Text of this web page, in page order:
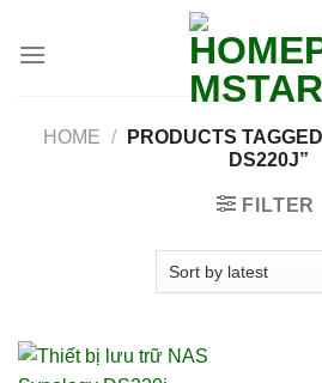
HOME /
PRODUCTS
DS220J”
FILTER